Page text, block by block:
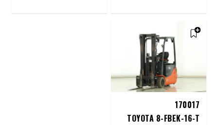
170017
TOYOTA 8-FBEK-16-T